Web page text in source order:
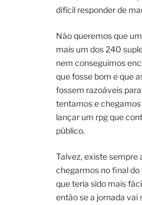
difícil responder de
Não queremos que
mais um dos 240
nem conseguimos
que fosse bom e que
fossem razoáveis
tentamos e
lançar um rpg que
público.
Talvez, existe sempre
chegarmos no final
que teria sido mais
então se a jornada vai